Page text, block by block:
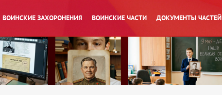
ВОИНСКИЕ ЗАХОРОНЕНИЯ ВОИНСКИЕ ЧАСТИ ДОКУМЕНТЫ ЧАСТЕЙ